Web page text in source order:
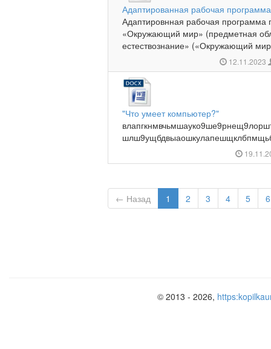
Адаптированная рабочая
Адаптировнная рабочая программа
«Окружающий мир» (предметная
естествознание» («Окружающий
12.11.2023
"Что умеет компьютер?"
← Назад 1 2 3 4 5 6
© 2013 - 2026,